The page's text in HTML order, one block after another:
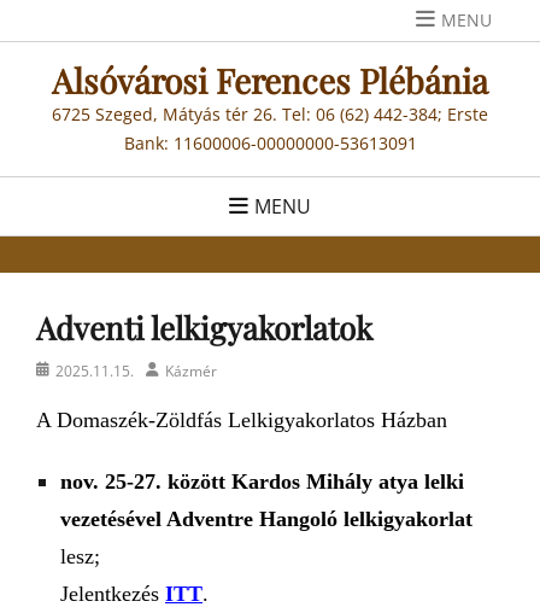
to
content
MENU
Alsóvárosi Ferences Plébánia
6725 Szeged, Mátyás tér 26. Tel: 06 (62) 442-384; Erste
Bank: 11600006-00000000-53613091
MENU
Adventi lelkigyakorlatok
Posted2025.11.15. AuthorKázmér
A Domaszék-Zöldfás Lelkigyakorlatos Házban
nov. 25-27. között Kardos Mihály atya lelki
vezetésével Adventre Hangoló lelkigyakorlat
lesz;
Jelentkezés ITT.